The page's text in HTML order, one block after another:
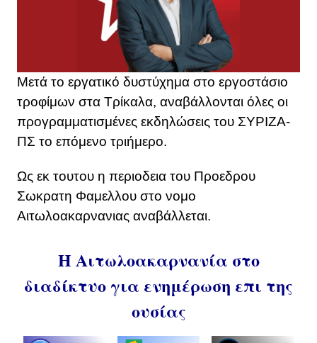
Mετά το εργατικό δυστύχημα στο εργοστάσιο
τροφίμων στα Τρίκαλα, αναβάλλονται όλες οι
προγραμματισμένες εκδηλώσεις του ΣΥΡΙΖΑ-
ΠΣ το επόμενο τριήμερο.
Ως εκ τουτου η περιοδεια του Προεδρου
Σωκρατη Φαμελλου στο νομο
Αιτωλοακαρνανιας αναβάλλεται.
Η Αιτωλοακαρνανία στο
διαδίκτυο για ενημέρωση επι της
ουσίας